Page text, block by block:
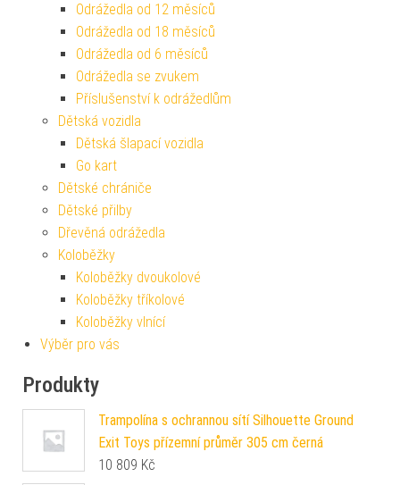
Odrážedla od 12 měsíců
Odrážedla od 18 měsíců
Odrážedla od 6 měsíců
Odrážedla se zvukem
Příslušenství k odrážedlům
Dětská vozidla
Dětská šlapací vozidla
Go kart
Dětské chrániče
Dětské přilby
Dřevěná odrážedla
Koloběžky
Koloběžky dvoukolové
Koloběžky tříkolové
Koloběžky vlnící
Výběr pro vás
Produkty
Trampolína s ochrannou sítí Silhouette Ground
Exit Toys přízemní průměr 305 cm černá
10 809 Kč